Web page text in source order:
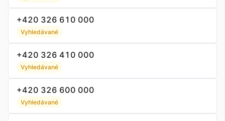
+420 326 610 000
Vyhledávané
+420 326 410 000
Vyhledávané
+420 326 600 000
Vyhledávané